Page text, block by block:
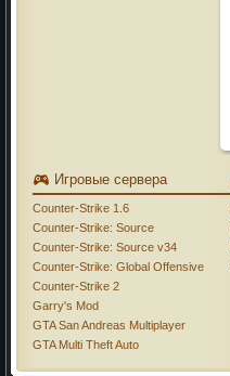
Игровые сервера
Counter-Strike 1.6
Counter-Strike: Source
Counter-Strike: Source v34
Counter-Strike: Global Offensive
Counter-Strike 2
Garry's Mod
GTA San Andreas Multiplayer
GTA Multi Theft Auto